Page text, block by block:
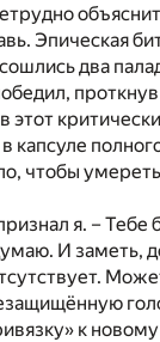
Эпическая
два
капсуле
чтобы
я. – Тебе
И заметь,
к